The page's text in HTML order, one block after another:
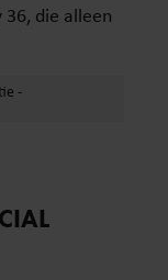
die alleen